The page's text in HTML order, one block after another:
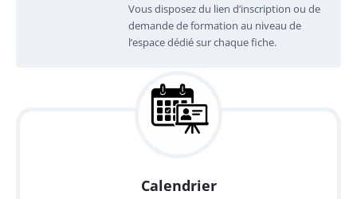
Vous disposez du lien d’inscription ou de
demande de formation au niveau de
l’espace dédié sur chaque fiche.
Calendrier